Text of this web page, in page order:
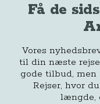
Få de
Vores
til din næste
gode tilbud, men
Rejser, hvor
længde,